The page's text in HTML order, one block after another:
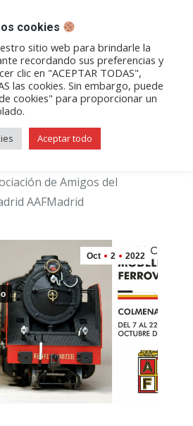
Abrir
enlace
en
una
ventana/pestaña
Abrir
enlace
en
una
ventana/pestaña
Abrir
enlace
en
una
ventana/pestaña
Abrir
enlace
en
una
Abrir
enlace
en
una
Noticias
de Amigos del
AAFMadrid
Oct 2 2022
cookies
sitio web para brindarle la
recordando sus preferencias y
clic en "ACEPTAR TODAS",
las cookies. Sin embargo, puede
cookies" para proporcionar un
Aceptar todo